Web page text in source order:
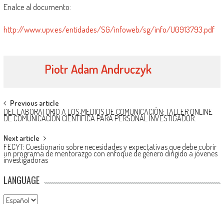
Enalce al documento:
http://www.upv.es/entidades/SG/infoweb/sg/info/U0913793.pdf
Piotr Adam Andruczyk
Navegación
de
entradas
Previous article
DEL LABORATORIO A LOS MEDIOS DE COMUNICACIÓN: TALLER ONLINE
DE COMUNICACIÓN CIENTÍFICA PARA PERSONAL INVESTIGADOR.
Next article
FECYT: Cuestionario sobre necesidades y expectativas que debe cubrir
un programa de mentorazgo con enfoque de género dirigido a jóvenes
investigadoras
LANGUAGE
Language